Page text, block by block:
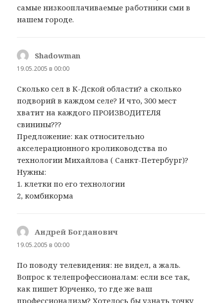
самые низкооплачиваемые работники сми в
нашем городе.
Shadowman
19.05.2005 в 00:00
Сколько сел в К-Дской области? а сколько
подворий в каждом селе? И что, 300 мест
хватит на каждого ПРОИЗВОДИТЕЛЯ
свинины???
Предложение: как относительно
акселерационного кролиководства по
технологии Михайлова ( Санкт-Петербург)?
Нужны:
1. клетки по его технологии
2, комбикорма
Андрей Богданович
19.05.2005 в 00:00
По поводу телевидения: не видел, а жаль.
Вопрос к телепрофессионалам: если все так,
как пишет Юрченко, то где же ваш
профессионализм? Хотелось бы узнать точку